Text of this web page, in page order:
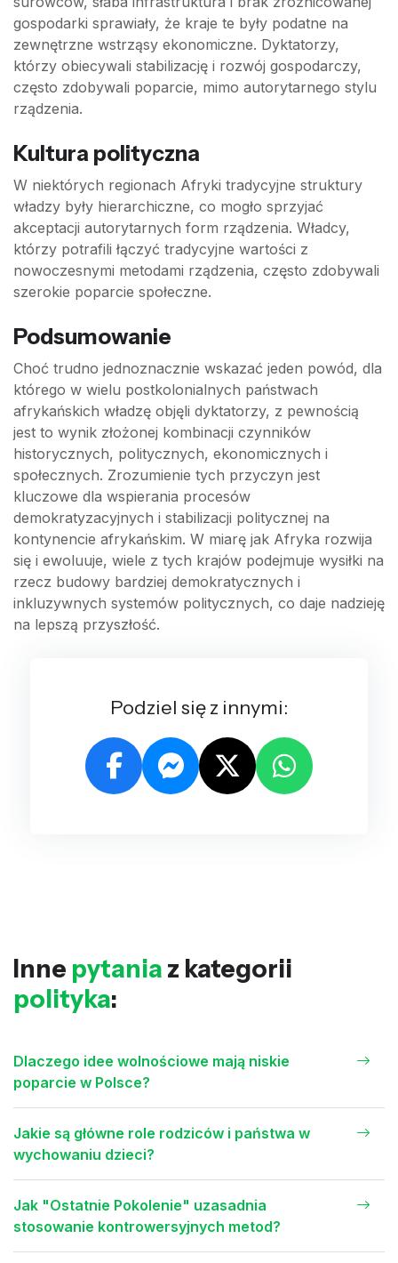
gospodarki sprawiały, że kraje te były podatne na
zewnętrzne wstrząsy ekonomiczne. Dyktatorzy,
którzy obiecywali stabilizację i rozwój gospodarczy,
często zdobywali poparcie, mimo autorytarnego stylu
rządzenia.
Kultura polityczna
W niektórych regionach Afryki tradycyjne struktury
władzy były hierarchiczne, co mogło sprzyjać
akceptacji autorytarnych form rządzenia. Władcy,
którzy potrafili łączyć tradycyjne wartości z
nowoczesnymi metodami rządzenia, często zdobywali
szerokie poparcie społeczne.
Podsumowanie
Choć trudno jednoznacznie wskazać jeden powód, dla
którego w wielu postkolonialnych państwach
afrykańskich władzę objęli dyktatorzy, z pewnością
jest to wynik złożonej kombinacji czynników
historycznych, politycznych, ekonomicznych i
społecznych. Zrozumienie tych przyczyn jest
kluczowe dla wspierania procesów
demokratyzacyjnych i stabilizacji politycznej na
kontynencie afrykańskim. W miarę jak Afryka rozwija
się i ewoluuje, wiele z tych krajów podejmuje wysiłki na
rzecz budowy bardziej demokratycznych i
inkluzywnych systemów politycznych, co daje nadzieję
na lepszą przyszłość.
Podziel się z innymi:
Inne pytania z kategorii
polityka:
Dlaczego idee wolnościowe mają niskie
poparcie w Polsce?
Jakie są główne role rodziców i państwa w
wychowaniu dzieci?
Jak "Ostatnie Pokolenie" uzasadnia
stosowanie kontrowersyjnych metod?